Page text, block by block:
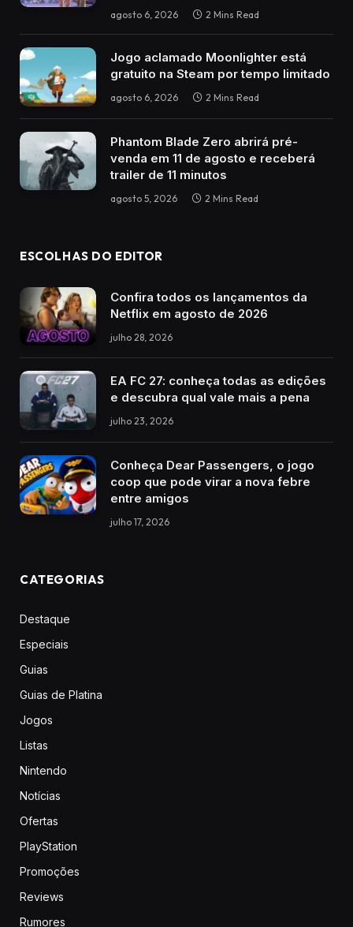
agosto 6, 2026 2 Mins Read
Jogo aclamado Moonlighter está
gratuito na Steam por tempo limitado
agosto 6, 2026 2 Mins Read
Phantom Blade Zero abrirá pré-
venda em 11 de agosto e receberá
trailer de 11 minutos
agosto 5, 2026 2 Mins Read
ESCOLHAS DO EDITOR
Confira todos os lançamentos da
Netflix em agosto de 2026
julho 28, 2026
EA FC 27: conheça todas as edições
e descubra qual vale mais a pena
julho 23, 2026
Conheça Dear Passengers, o jogo
coop que pode virar a nova febre
entre amigos
julho 17, 2026
CATEGORIAS
Destaque
Especiais
Guias
Guias de Platina
Jogos
Listas
Nintendo
Notícias
Ofertas
PlayStation
Promoções
Reviews
Rumores